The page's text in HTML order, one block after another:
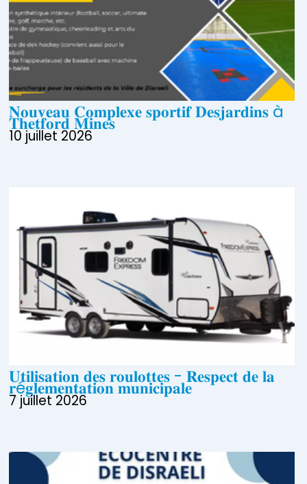
𝐍𝐨𝐮𝐯𝐞𝐚𝐮 𝐂𝐨𝐦𝐩𝐥𝐞𝐱𝐞 𝐬𝐩𝐨𝐫𝐭𝐢𝐟 𝐃𝐞𝐬𝐣𝐚𝐫𝐝𝐢𝐧𝐬 à
𝐓𝐡𝐞𝐭𝐟𝐨𝐫𝐝 𝐌𝐢𝐧𝐞𝐬
10 juillet 2026
𝐔𝐭𝐢𝐥𝐢𝐬𝐚𝐭𝐢𝐨𝐧 𝐝𝐞𝐬 𝐫𝐨𝐮𝐥𝐨𝐭𝐭𝐞𝐬 - 𝐑𝐞𝐬𝐩𝐞𝐜𝐭 𝐝𝐞 𝐥𝐚
𝐫é𝐠𝐥𝐞𝐦𝐞𝐧𝐭𝐚𝐭𝐢𝐨𝐧 𝐦𝐮𝐧𝐢𝐜𝐢𝐩𝐚𝐥𝐞
7 juillet 2026